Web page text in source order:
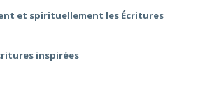
et spirituellement les Écritures
inspirées